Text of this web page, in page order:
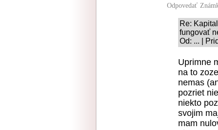
Odpovedať
Re:
fungovať
Od: ... |
Uprimne
na to
nemas
pozriet
niekto
svojim
mam